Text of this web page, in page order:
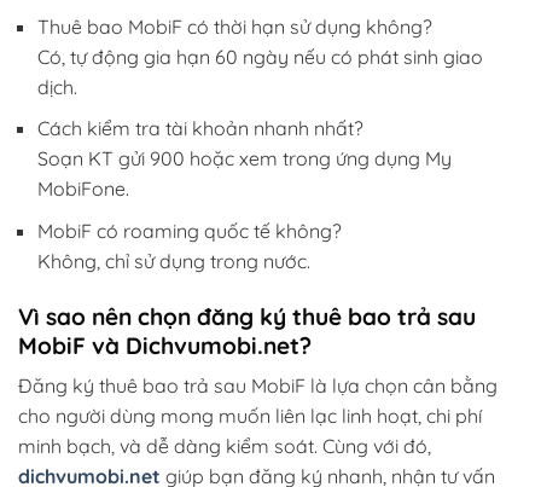
Thuê bao MobiF có thời hạn sử dụng không?
Có, tự động gia hạn 60 ngày nếu có phát sinh giao
dịch.
Cách kiểm tra tài khoản nhanh nhất?
Soạn KT gửi 900 hoặc xem trong ứng dụng My
MobiFone.
MobiF có roaming quốc tế không?
Không, chỉ sử dụng trong nước.
Vì sao nên chọn đăng ký thuê bao trả sau
MobiF và Dichvumobi.net?
Đăng ký thuê bao trả sau MobiF là lựa chọn cân bằng
cho người dùng mong muốn liên lạc linh hoạt, chi phí
minh bạch, và dễ dàng kiểm soát. Cùng với đó,
dichvumobi.net giúp bạn đăng ký nhanh, nhận tư vấn